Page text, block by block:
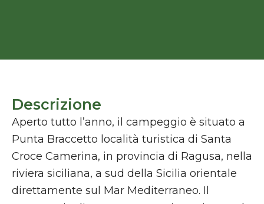
Descrizione
Aperto tutto l’anno, il campeggio è situato a
Punta Braccetto località turistica di Santa
Croce Camerina, in provincia di Ragusa, nella
riviera siciliana, a sud della Sicilia orientale
direttamente sul Mar Mediterraneo. Il